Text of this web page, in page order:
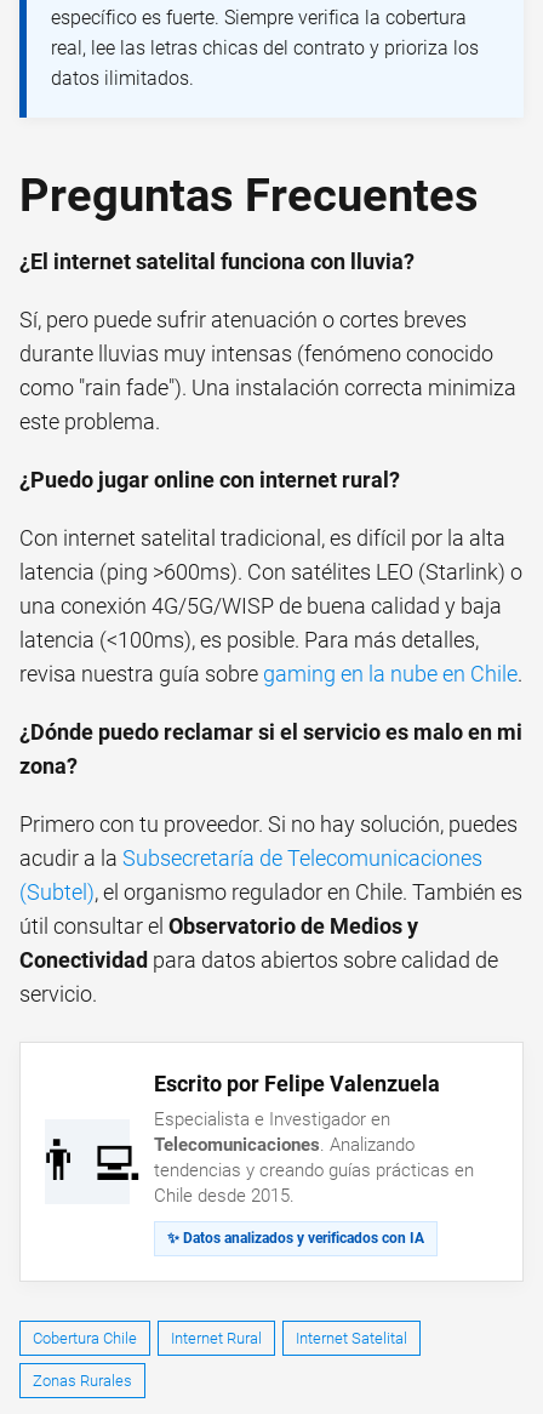
específico es fuerte. Siempre verifica la cobertura
real, lee las letras chicas del contrato y prioriza los
datos ilimitados.
Preguntas Frecuentes
¿El internet satelital funciona con lluvia?
Sí, pero puede sufrir atenuación o cortes breves
durante lluvias muy intensas (fenómeno conocido
como "rain fade"). Una instalación correcta minimiza
este problema.
¿Puedo jugar online con internet rural?
Con internet satelital tradicional, es difícil por la alta
latencia (ping >600ms). Con satélites LEO (Starlink) o
una conexión 4G/5G/WISP de buena calidad y baja
latencia (<100ms), es posible. Para más detalles,
revisa nuestra guía sobre gaming en la nube en Chile.
¿Dónde puedo reclamar si el servicio es malo en mi
zona?
Primero con tu proveedor. Si no hay solución, puedes
acudir a la Subsecretaría de Telecomunicaciones
(Subtel), el organismo regulador en Chile. También es
útil consultar el Observatorio de Medios y
Conectividad para datos abiertos sobre calidad de
servicio.
👨‍💻
Escrito por Felipe Valenzuela
Especialista e Investigador en
Telecomunicaciones. Analizando
tendencias y creando guías prácticas en
Chile desde 2015.
✨ Datos analizados y verificados con IA
Cobertura Chile Internet Rural Internet Satelital
Zonas Rurales